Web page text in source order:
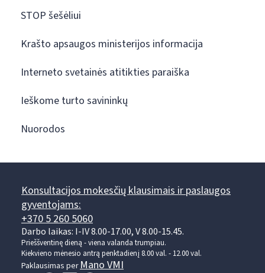
STOP šešėliui
Krašto apsaugos ministerijos informacija
Interneto svetainės atitikties paraiška
Ieškome turto savininkų
Nuorodos
Konsultacijos mokesčių klausimais ir paslaugos
gyventojams:
+370 5 260 5060
Darbo laikas: I-IV 8.00-17.00, V 8.00-15.45.
Prieššventinę dieną - viena valanda trumpiau.
Kiekvieno mėnesio antrą penktadienį 8.00 val. - 12.00 val.
Paklausimas perMano VMI